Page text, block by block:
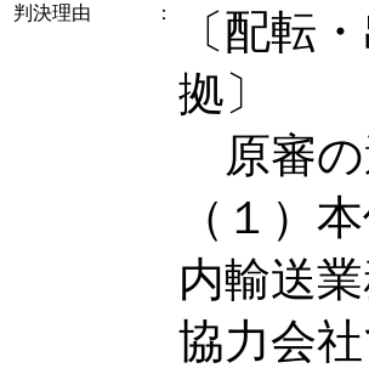
判決理由 ：
〔配転
拠〕
原審の
（１）
内輸送
協力会